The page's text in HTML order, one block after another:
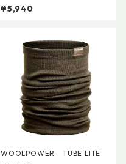
¥5,940
WOOLPOWER TUBE LITE